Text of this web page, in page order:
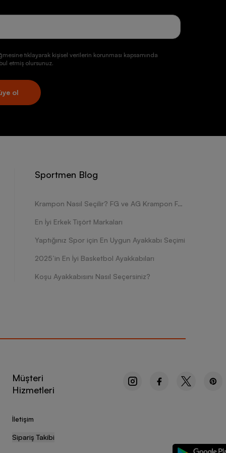
tıklayarak kişisel verilerin korunması kapsamında
etmiş olursunuz.
ol
Sportmen Blog
Krampon Nasıl Seçilir? FG ve AG Krampon Farkları Nelerdir?
En İyi Erkek Tişört Markaları
Yaptığınız Spor için En Uygun Ayakkabı Seçimi
2025’in En İyi Basketbol Ayakkabıları
Koşu Ayakkabısını Nasıl Seçersiniz?
Müşteri
Hizmetleri
İletişim
Sipariş Takibi